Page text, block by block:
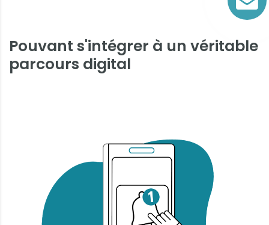
Pouvant s'intégrer à un véritable
parcours digital